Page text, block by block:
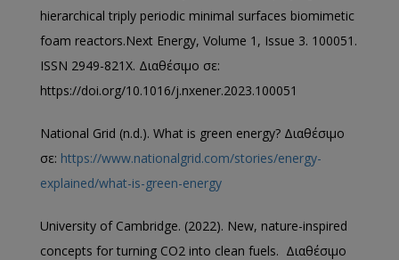
hierarchical triply periodic minimal surfaces biomimetic
foam reactors.Next Energy, Volume 1, Issue 3. 100051.
ISSN 2949-821X. Διαθέσιμο σε:
https://doi.org/10.1016/j.nxener.2023.100051
National Grid (n.d.). What is green energy? Διαθέσιμο
σε: https://www.nationalgrid.com/stories/energy-
explained/what-is-green-energy
University of Cambridge. (2022). New, nature-inspired
concepts for turning CO2 into clean fuels. Διαθέσιμο